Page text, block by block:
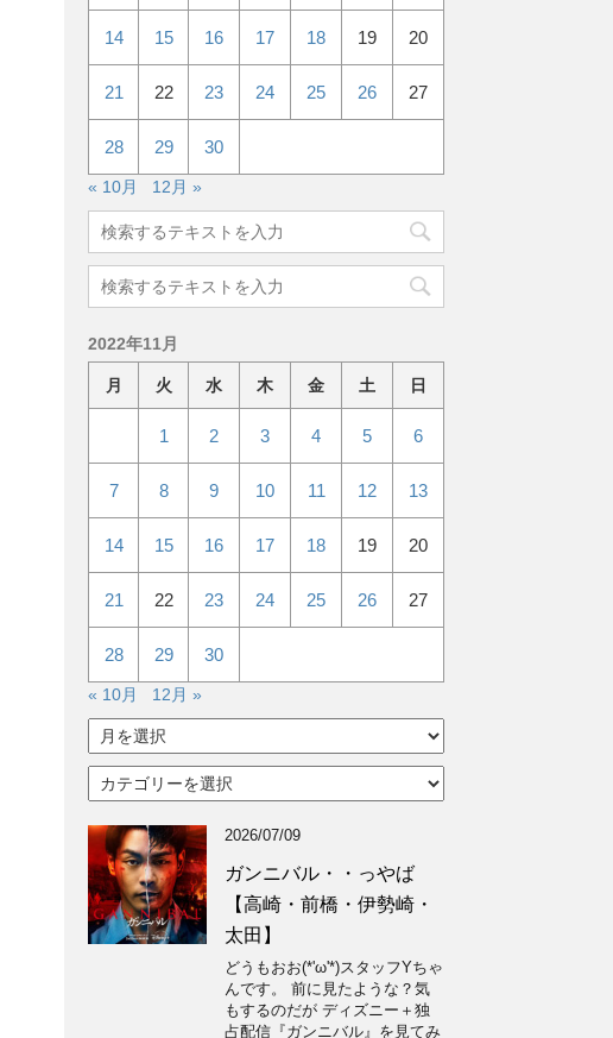
14 15 16 17 18 19 20
21 22 23 24 25 26 27
28 29 30
« 10月 12月 »
2022年11月
月 火 水 木 金 土 日
1 2 3 4 5 6
7 8 9 10 11 12 13
14 15 16 17 18 19 20
21 22 23 24 25 26 27
28 29 30
« 10月
12月 »
ー
イ
ブ
テ
ゴ
ー
2026/07/09
ガンニバル・・っやば
【高崎・前橋・伊勢崎・
太田】
どうもおお(*'ω'*)スタッフYちゃ
んです。 前に見たような？気
もするのだが ディズニー＋独
占配信『ガンニバル』を見てみ